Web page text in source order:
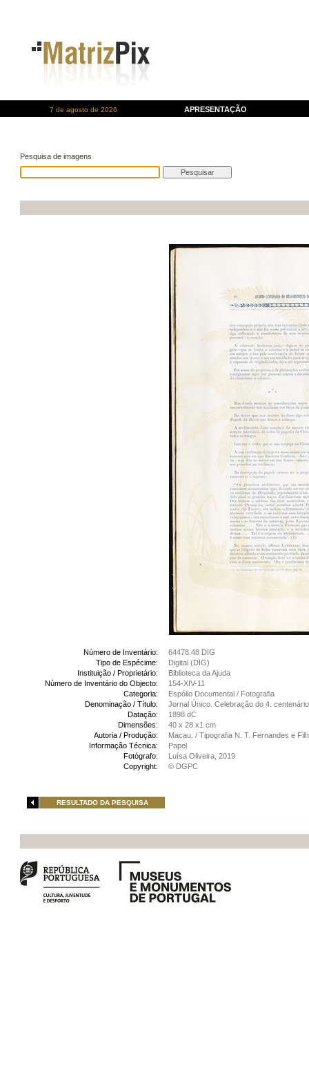
7 de agosto de 2026 APRESENTAÇÃO
Pesquisa de imagens
Número de Inventário:
64478.48 DIG
Tipo de Espécime:
Digital (DIG)
Instituição / Proprietário:
Biblioteca da Ajuda
Número de Inventário do Objecto:
154-XIV-11
Categoria:
Espólio Documental / Fotografia
Denominação / Título:
Jornal Único. Celebração do 4.
Datação:
1898 dC
Dimensões:
40 x 28 x1 cm
Autoria / Produção:
Macau. / Tipografia N. T. Fernandes e
Informação Técnica:
Papel
Fotógrafo:
Luísa Oliveira, 2019
Copyright:
© DGPC
RESULTADO DA PESQUISA